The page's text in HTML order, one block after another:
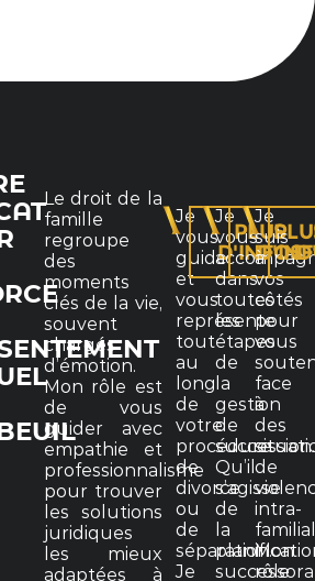
Le droit de la
famille
regroupe
des
moments
clés de la vie,
souvent
chargés
d’émotion.
Mon rôle est
de vous
guider avec
empathie et
professionnalisme
pour trouver
les solutions
juridiques
les mieux
adaptées à
Je
vous
guide
et
vous
représente
tout
au
long
de
votre
procédure
de
divorce
ou
de
séparation.
Je
PLUS
D'INFOS
Je
vous
dans
toutes
les
étapes
de
la
gestion
de
succession.
Qu’il
s’agisse
de
la
Je
suis
à
vos
côtés
pour
vous
face
à
des
de
intra-
Mon
rôle